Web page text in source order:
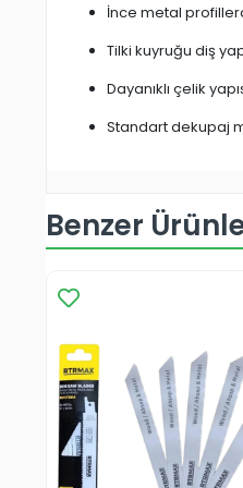
İnce metal
Tilki kuyruğu diş
Dayanıklı çelik
Standart dekupaj
Benzer